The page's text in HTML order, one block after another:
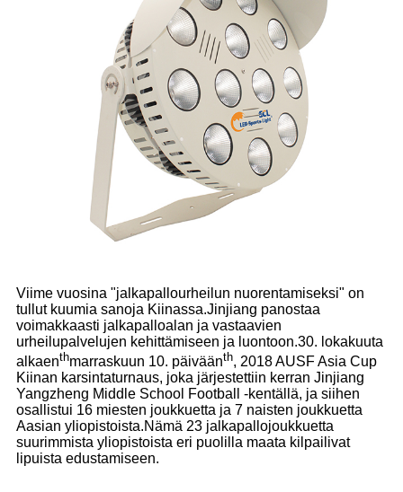
Viime vuosina "jalkapallourheilun nuorentamiseksi" on
tullut kuumia sanoja Kiinassa.Jinjiang panostaa
voimakkaasti jalkapalloalan ja vastaavien
urheilupalvelujen kehittämiseen ja luontoon.30. lokakuuta
alkaenthmarraskuun 10. päiväänth, 2018 AUSF Asia Cup
Kiinan karsintaturnaus, joka järjestettiin kerran Jinjiang
Yangzheng Middle School Football -kentällä, ja siihen
osallistui 16 miesten joukkuetta ja 7 naisten joukkuetta
Aasian yliopistoista.Nämä 23 jalkapallojoukkuetta
suurimmista yliopistoista eri puolilla maata kilpailivat
lipuista edustamiseen.